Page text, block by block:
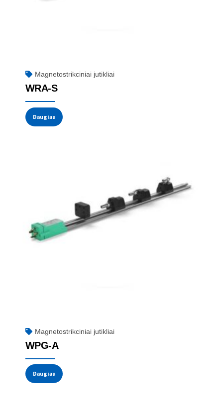
Magnetostrikciniai jutikliai
WRA-S
Daugiau
Magnetostrikciniai jutikliai
WPG-A
Daugiau